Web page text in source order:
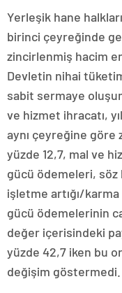
Yerleşik hane
birinci çeyreğinde
zincirlenmiş hacim
Devletin nihai
sabit sermaye
ve hizmet ihracatı,
aynı çeyreğine
yüzde 12,7, mal ve
gücü ödemeleri, söz
işletme artığı/
gücü ödemelerinin
değer içerisindeki
yüzde 42,7 iken bu
değişim göstermedi.